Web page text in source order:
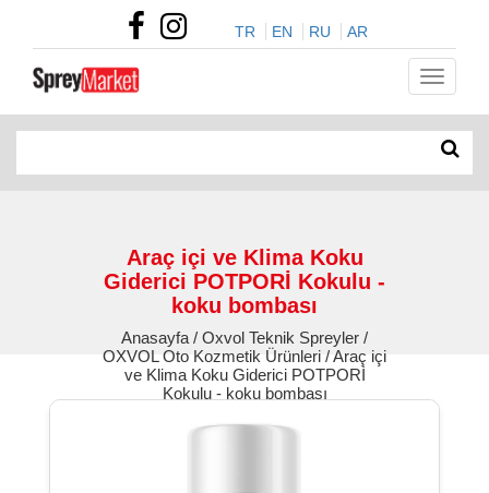
TR EN RU AR
Araç içi ve Klima Koku
Giderici POTPORİ Kokulu -
koku bombası
Anasayfa / Oxvol Teknik Spreyler /
OXVOL Oto Kozmetik Ürünleri / Araç içi
ve Klima Koku Giderici POTPORİ
Kokulu - koku bombası